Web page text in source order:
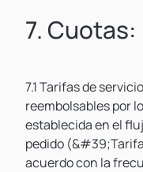
7. Cuotas:
7.1 Tarifas de
reembolsables por
establecida en el
pedido
acuerdo con la